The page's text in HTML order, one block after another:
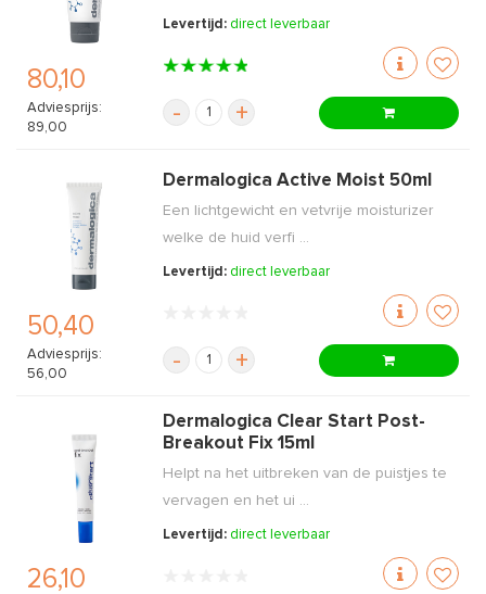
80,10
Adviesprijs:
89,00
Levertijd: direct leverbaar
- +
50,40
Adviesprijs:
56,00
Dermalogica Active Moist 50ml
Een lichtgewicht en vetvrije moisturizer
welke de huid verfi ...
Levertijd: direct leverbaar
- +
26,10
Dermalogica Clear Start Post-
Breakout Fix 15ml
Helpt na het uitbreken van de puistjes te
vervagen en het ui ...
Levertijd: direct leverbaar